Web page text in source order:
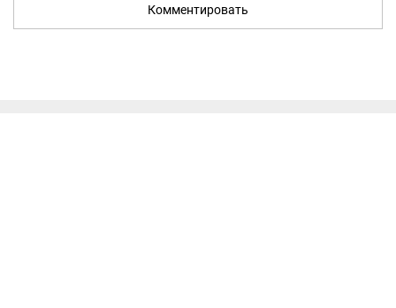
Комментировать